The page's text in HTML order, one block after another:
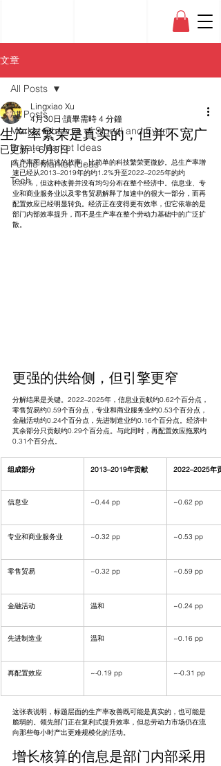
文章
All Posts
Market Observe of Signal and Event
Private Market Ideas
Public Market Ideas
Tech
All Posts
生产率繁荣是真实的，但并不宽广
Lingxiao Xu
4月30日 讀畢需時 4 分鐘
已更新：6月5日
生产率图表讲述的故事，比简单的科技繁荣更微妙。总生产率增
速已经从2013–2019年的约1.2%升至2022–2025年的约
2.25%，但这种改善并没有均匀分布在整个经济中。信息业、专
业和商业服务业以及零售贸易解释了加速中的很大一部分，而再
配置效应已经明显转负。经济正在变得更有效率，但它依靠的是
部门内部效率提升，而不是生产率在整个劳动力基础中的广泛扩
散。
更强的供给侧，但引擎更窄
分解结果是关键。2022–2025年，信息业贡献约0.62个百分点，
零售贸易约0.59个百分点，专业和商业服务业约0.53个百分点，
金融活动约0.24个百分点，先进制造业约0.16个百分点。经济中
其余部分只贡献约0.29个百分点。与此同时，再配置效应拖累约
0.31个百分点。
组成部分 2013–2019年贡献 2022–2025年贡
信息业 ~0.44 pp ~0.62 pp
专业和商业服务业 ~0.32 pp ~0.53 pp
零售贸易 ~0.32 pp ~0.59 pp
金融活动 温和 ~0.24 pp
先进制造业 温和 ~0.16 pp
再配置效应 ~-0.19 pp ~-0.31 pp
这张表说明，标题层面的生产率改善既可能是真实的，也可能是
脆弱的。领先部门正在复利式提升效率，但总劳动力市场仍在流
向那些每小时产出更难规模化的活动。
增长核算的信息是部门内部采用